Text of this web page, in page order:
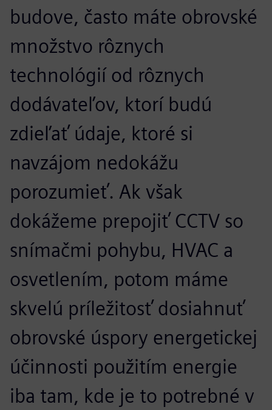
budove, často máte obrovské
množstvo rôznych
technológií od rôznych
dodávateľov, ktorí budú
zdieľať údaje, ktoré si
navzájom nedokážu
porozumieť. Ak však
dokážeme prepojiť CCTV so
snímačmi pohybu, HVAC a
osvetlením, potom máme
skvelú príležitosť dosiahnuť
obrovské úspory energetickej
účinnosti použitím energie
iba tam, kde je to potrebné v